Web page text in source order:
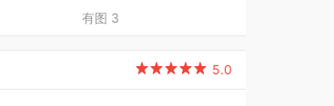
5.0

有图 3